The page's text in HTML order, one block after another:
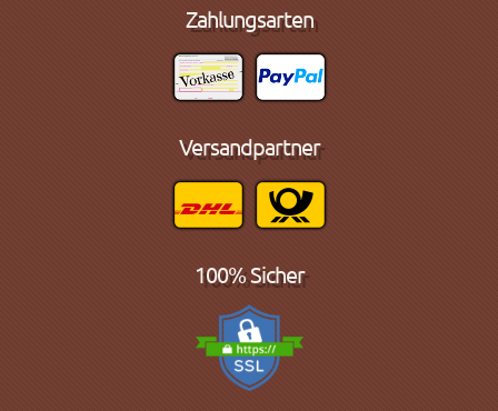
Zahlungsarten
Versandpartner
100% Sicher